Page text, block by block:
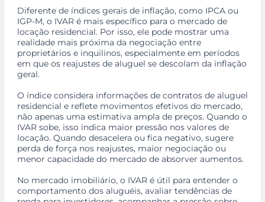
Diferente de índices gerais de inflação, como IPCA ou
IGP-M, o IVAR é mais específico para o mercado de
locação residencial. Por isso, ele pode mostrar uma
realidade mais próxima da negociação entre
proprietários e inquilinos, especialmente em períodos
em que os reajustes de aluguel se descolam da inflação
geral.
O índice considera informações de contratos de aluguel
residencial e reflete movimentos efetivos do mercado,
não apenas uma estimativa ampla de preços. Quando o
IVAR sobe, isso indica maior pressão nos valores de
locação. Quando desacelera ou fica negativo, sugere
perda de força nos reajustes, maior negociação ou
menor capacidade do mercado de absorver aumentos.
No mercado imobiliário, o IVAR é útil para entender o
comportamento dos aluguéis, avaliar tendências de